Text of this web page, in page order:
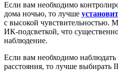
Если вам необходимо
дома ночью, то лучше
с высокой чувствительностью.
ИК-подсветкой, что
наблюдение.
Если вам необходимо наблюдать
расстояния, то лучше выбирать